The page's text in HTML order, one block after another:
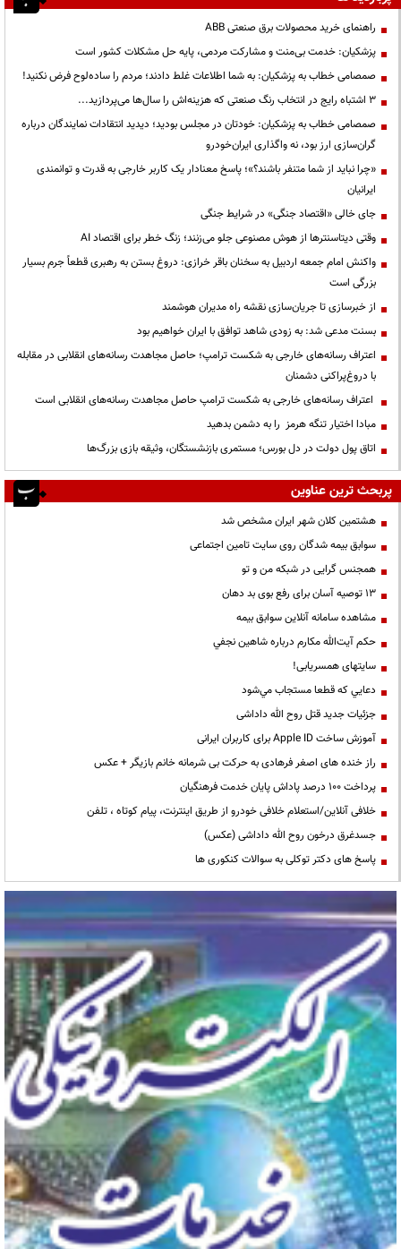
راهنمای خرید محصولات برق صنعتی ABB
پزشکیان: خدمت بی‌منت و مشارکت مردمی، پایه حل مشکلات کشور است
صمصامی خطاب به پزشکیان: به شما اطلاعات غلط دادند؛ مردم را ساده‌لوح فرض نکنید!
3 اشتباه رایج در انتخاب رنگ صنعتی که هزینه‌اش را سال‌ها می‌پردازید...
صمصامی خطاب به پزشکیان: خودتان در مجلس بودید؛ دیدید انتقادات نمایندگان درباره
گران‌سازی ارز بود، نه واگذاری ایران‌خودرو
«چرا نباید از شما متنفر باشند؟»؛ پاسخ معنادار یک کاربر خارجی به قدرت و توانمندی
ایرانیان
جای خالی «اقتصاد جنگی» در شرایط جنگی
وقتی دیتاسنترها از هوش مصنوعی جلو می‌زنند؛ زنگ خطر برای اقتصاد AI
واکنش امام جمعه اردبیل به سخنان باقر خرازی: دروغ بستن به رهبری قطعاً جرم بسیار
بزرگی است
از خبرسازی تا جریان‌سازی نقشه راه مدیران هوشمند
بسنت مدعی شد: به زودی شاهد توافق با ایران خواهیم بود
اعتراف رسانه‌های خارجی به شکست ترامپ؛ حاصل مجاهدت رسانه‌های انقلابی در مقابله
با دروغ‌پراکنی دشمنان
اعتراف رسانه‌های خارجی به شکست ترامپ حاصل مجاهدت رسانه‌های انقلابی است
مبادا اختیار تنگه هرمز را به دشمن بدهید
اتاق پول دولت در دل بورس؛ مستمری بازنشستگان، وثیقه بازی بزرگ‌ها
پربحث ترین عناوین
هشتمین کلان شهر ایران مشخص شد
سوابق بیمه شدگان روی سایت تامین اجتماعی
همجنس گرایی در شبکه من و تو
13 توصیه آسان برای رفع بوی بد دهان
مشاهده سامانه آنلاين سوابق بیمه
حكم آيت‌الله مكارم درباره شاهين نجفي
سایتهای همسریابی!
دعايي كه قطعا مستجاب مي‌شود
جزئیات جدید قتل روح الله داداشی
آموزش ساخت Apple ID برای کاربران ایرانی
راز خنده های اصغر فرهادی به حرکت بی شرمانه خانم بازیگر + عکس
پرداخت ۱۰۰ درصد پاداش پایان خدمت فرهنگیان
خلافی آنلاین/استعلام خلافی خودرو از طریق اینترنت، پیام کوتاه ، تلفن
جسدغرق درخون روح الله داداشی (عکس)
پاسخ های دکتر توکلی به سوالات کنکوری ها